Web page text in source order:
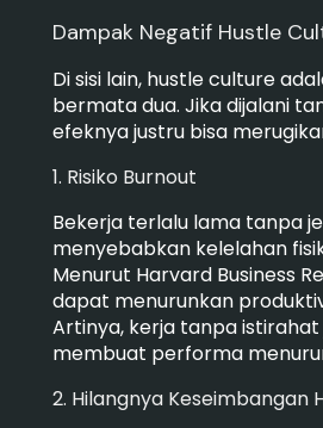
Dampak Negatif Hustle
Di sisi lain, hustle culture
bermata dua. Jika dijalani
efeknya justru bisa
1. Risiko Burnout
Bekerja terlalu lama tanpa
menyebabkan kelelahan
Menurut Harvard Business
dapat menurunkan
Artinya, kerja tanpa istirahat
membuat performa
2. Hilangnya Keseimbangan